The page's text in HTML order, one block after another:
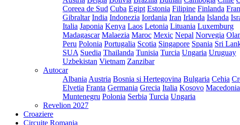
Coreea de Sud Cuba Egipt Estonia Filipine Finlanda
Gibraltar India Indonezia Iordania Iran Irlanda Islanda
Italia Japonia Kenya Laos Letonia Lituania Luxemburg
Madagascar Malaezia Maroc Mexic Nepal Norvegia
Peru Polonia Portugalia Scotia Singapore Spania Sri
SUA Suedia Thailanda Tunisia Turcia Ungaria Uruguay
Uzbekistan Vietnam Zanzibar
Autocar
Albania Austria Bosnia si Hertegovina Bulgaria Cehia
Elvetia Franta Germania Grecia Italia Kosovo Macedonia
Muntenegru Polonia Serbia Turcia Ungaria
Revelion 2027
Croaziere
Circuite Romania